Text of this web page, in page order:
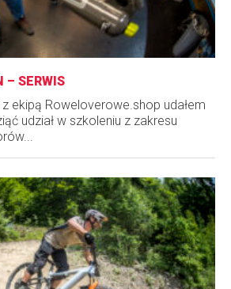
– SERWIS
ekipą Roweloverowe.shop udałem
udział w szkoleniu z zakresu